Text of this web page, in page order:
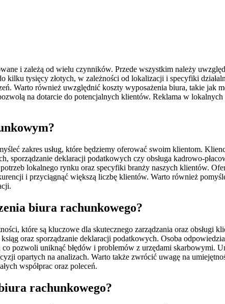
i zależą od wielu czynników. Przede wszystkim należy
kilku tysięcy złotych, w zależności od lokalizacji i specyfiki
Warto również uwzględnić koszty wyposażenia biura, takie jak
na dotarcie do potencjalnych klientów. Reklama w
zakres usług, które będziemy oferować swoim klientom.
sporządzanie deklaracji podatkowych czy obsługa kadrowo-
lokalnego rynku oraz specyfiki branży naszych klientów.
i przyciągnąć większą liczbę klientów. Warto również
biura rachunkowego?
które są kluczowe dla skutecznego zarządzania oraz obsługi
oraz sporządzanie deklaracji podatkowych. Osoba
pozwoli uniknąć błędów i problemów z urzędami skarbowymi.
opartych na analizach. Warto także zwrócić uwagę na
współprac oraz poleceń.
rachunkowego?